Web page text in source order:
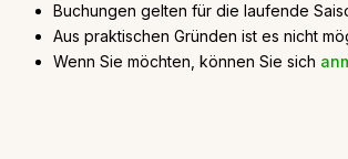
Buchungen gelten für die laufende
Aus praktischen Gründen ist es nicht
Wenn Sie möchten, können Sie sich